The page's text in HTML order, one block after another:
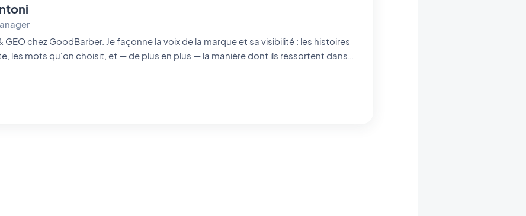
Je façonne la voix de la marque et sa visibilité : les histoires
les mots qu'on choisit, et — de plus en plus — la manière dont ils ressortent dans
et impossible à oublier.